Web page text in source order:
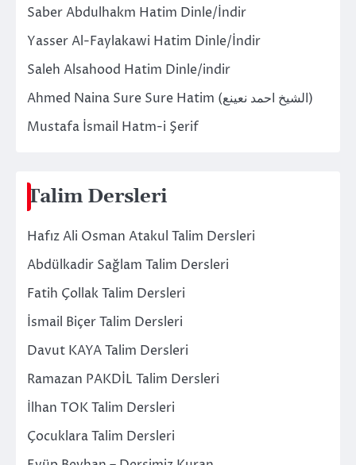
Saber Abdulhakm Hatim Dinle/İndir
Yasser Al-Faylakawi Hatim Dinle/İndir
Saleh Alsahood Hatim Dinle/indir
Ahmed Naina Sure Sure Hatim (الشيخ احمد نعينع)
Mustafa İsmail Hatm-i Şerif
Talim Dersleri
Hafız Ali Osman Atakul Talim Dersleri
Abdülkadir Sağlam Talim Dersleri
Fatih Çollak Talim Dersleri
İsmail Biçer Talim Dersleri
Davut KAYA Talim Dersleri
Ramazan PAKDİL Talim Dersleri
İlhan TOK Talim Dersleri
Çocuklara Talim Dersleri